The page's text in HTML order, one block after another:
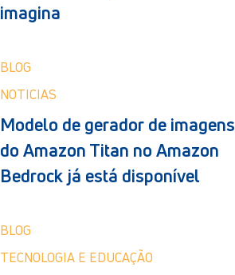
imagina
BLOG
NOTICIAS
Modelo de gerador de imagens
do Amazon Titan no Amazon
Bedrock já está disponível
BLOG
TECNOLOGIA E EDUCAÇÃO